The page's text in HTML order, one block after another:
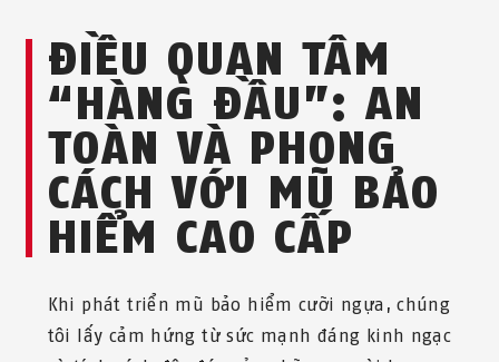
ĐIỀU QUAN TÂM
“HÀNG ĐẦU”: AN
TOÀN VÀ PHONG
CÁCH VỚI MŨ BẢO
HIỂM CAO CẤP
Khi phát triển mũ bảo hiểm cưỡi ngựa, chúng
tôi lấy cảm hứng từ sức mạnh đáng kinh ngạc